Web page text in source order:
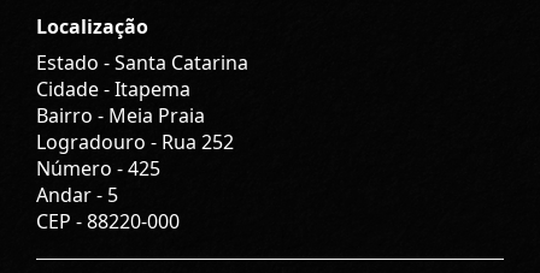
Localização
Estado -Santa Catarina
Cidade -Itapema
Bairro - Meia Praia
Logradouro - Rua 252
Número -425
Andar - 5
CEP -88220-000